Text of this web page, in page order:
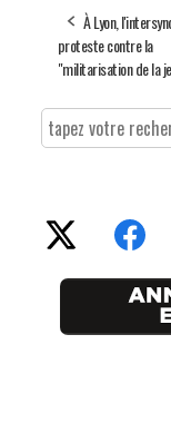
À Lyon,
proteste contre la
"militarisation de la